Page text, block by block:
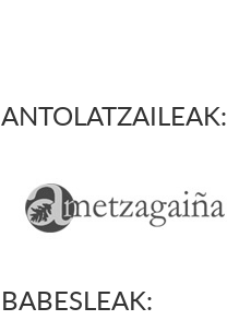
ANTOLATZAILEAK:
BABESLEAK: